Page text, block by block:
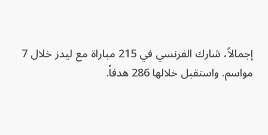
إجمالاً، شارك الفرنسي في 215 مباراة مع ليدز خلال 7
مواسم. واستقبل خلالها 286 هدفاً.